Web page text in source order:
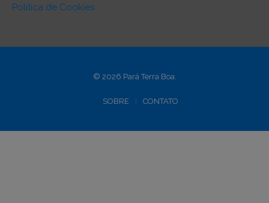
Política de Cookies
© 2026 Pará Terra Boa.
SOBRE CONTATO